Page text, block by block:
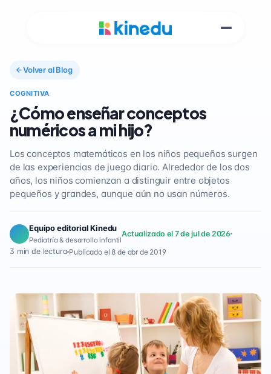
Volver al Blog
COGNITIVA
¿Cómo enseñar conceptos
numéricos a mi hijo?
Los conceptos matemáticos en los niños pequeños surgen
de las experiencias de juego diario. Alrededor de los dos
años, los niños comienzan a distinguir entre objetos
pequeños y grandes, aunque aún no usan números.
Equipo editorial Kinedu
Pediatría & desarrollo infantil
Actualizado el 7 de jul de 2026
3 min de lectura Publicado el 8 de abr de 2019